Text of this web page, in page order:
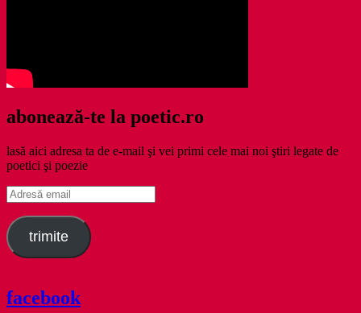
abonează-te la poetic.ro
lasă aici adresa ta de e-mail şi vei primi cele mai noi ştiri legate de
poetici şi poezie
Adresă
email
trimite
facebook